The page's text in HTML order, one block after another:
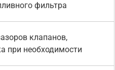
фильтра
клапанов,
при необходимости